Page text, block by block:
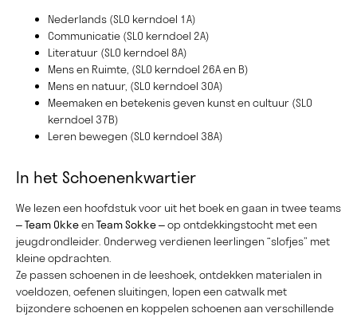
Nederlands (SLO kerndoel 1A)
Communicatie (SLO kerndoel 2A)
Literatuur (SLO kerndoel 8A)
Mens en Ruimte, (SLO kerndoel 26A en B)
Mens en natuur, (SLO kerndoel 30A)
Meemaken en betekenis geven kunst en cultuur (SLO
kerndoel 37B)
Leren bewegen (SLO kerndoel 38A)
In het Schoenenkwartier
We lezen een hoofdstuk voor uit het boek en gaan in twee teams
–Team OkkeenTeam Sokke– op ontdekkingstocht met een
jeugdrondleider. Onderweg verdienen leerlingen “slofjes” met
kleine opdrachten.
Ze passen schoenen in de leeshoek, ontdekken materialen in
voeldozen, oefenen sluitingen, lopen een catwalk met
bijzondere schoenen en koppelen schoenen aan verschillende